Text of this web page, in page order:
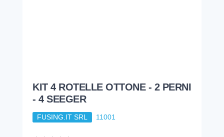
KIT 4 ROTELLE OTTONE - 2 PERNI
- 4 SEEGER
FUSING.IT SRL 11001